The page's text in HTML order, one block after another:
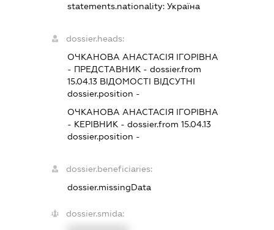
statements.nationality: Україна
dossier.heads:
ОЧКАНОВА АНАСТАСІЯ ІГОРІВНА
- ПРЕДСТАВНИК - dossier.from
15.04.13ВІДОМОСТІ ВІДСУТНІ
dossier.position -
ОЧКАНОВА АНАСТАСІЯ ІГОРІВНА
- КЕРІВНИК - dossier.from 15.04.13
dossier.position -
dossier.beneficiaries:
dossier.missingData
dossier.smida: